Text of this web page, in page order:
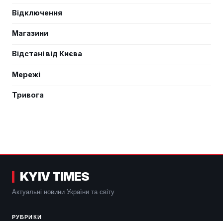
Відключення
Магазини
Відстані від Києва
Мережі
Тривога
KYIV TIMES
Актуальні новини України та світу
РУБРИКИ